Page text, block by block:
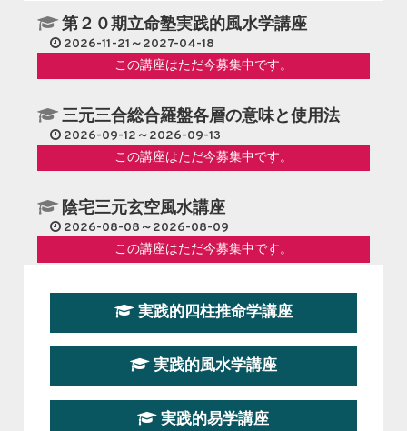
第２０期立命塾実践的風水学講座
2026-11-21～2027-04-18
この講座はただ今募集中です。
三元三合総合羅盤各層の意味と使用法
2026-09-12～2026-09-13
この講座はただ今募集中です。
陰宅三元玄空風水講座
2026-08-08～2026-08-09
この講座はただ今募集中です。
第１９期立命塾『実践的易学講座』
2026-08-22～2026-10-25
第19期立命塾実践的四柱推命学講座
2026-03-20～2026-07-19
実践的四柱推命学講座
実践的風水学講座
実践的易学講座